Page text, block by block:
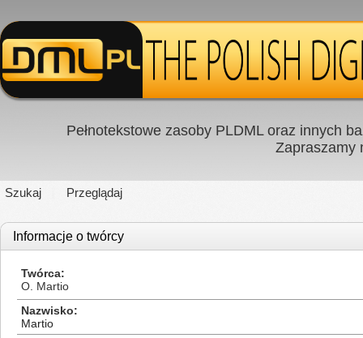
Pełnotekstowe zasoby PLDML oraz innych
Zapraszamy
Szukaj Przeglądaj
Informacje o twórcy
Twórca
O. Martio
Nazwisko
Martio